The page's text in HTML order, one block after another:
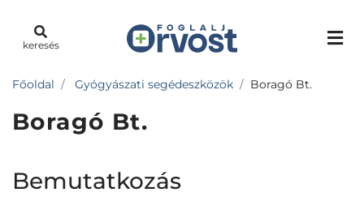
keresés
Főoldal Gyógyászati segédeszközök Boragó Bt.
Boragó Bt.
Bemutatkozás